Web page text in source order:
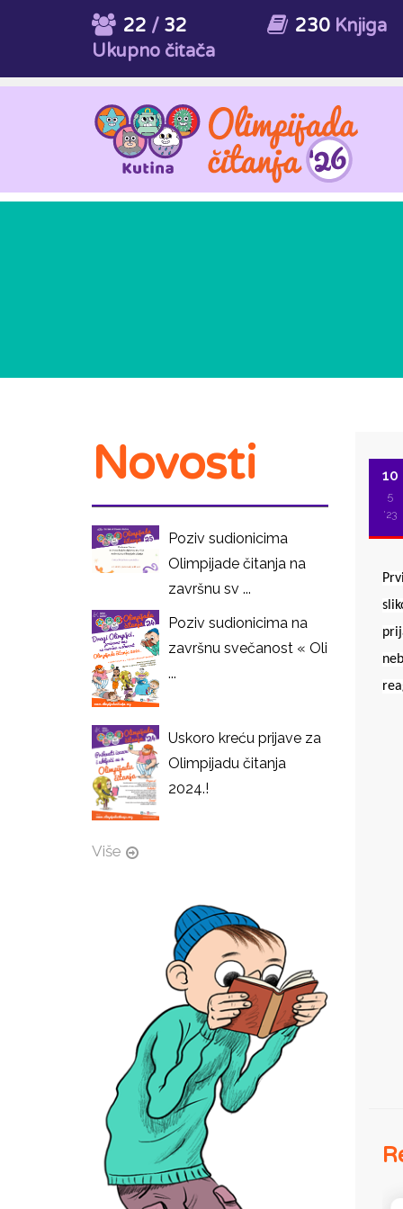
22 / 32
Ukupno čitača
230Knjiga
10
5
'23
Novosti
Poziv sudionicima
Olimpijade čitanja na
završnu sv ...
Poziv sudionicima na
završnu svečanost « Oli
...
Uskoro kreću prijave za
Olimpijadu čitanja
2024.!
Više